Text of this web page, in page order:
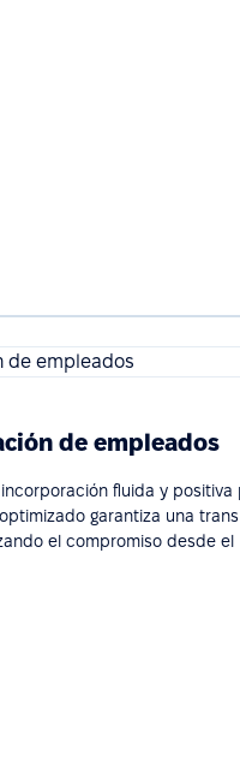
de empleados
fluida y positiva
garantiza una
el compromiso desde el